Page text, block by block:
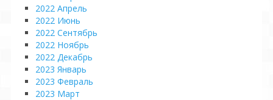
2022 Апрель
2022 Июнь
2022 Сентябрь
2022 Ноябрь
2022 Декабрь
2023 Январь
2023 Февраль
2023 Март